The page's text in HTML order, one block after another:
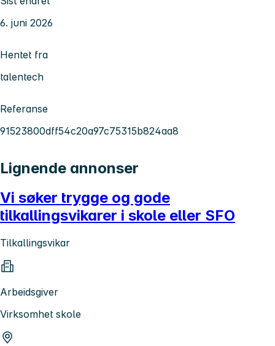
6. juni 2026
Hentet fra
talentech
Referanse
91523800dff54c20a97c75315b824aa8
Lignende annonser
Vi søker trygge og gode
tilkallingsvikarer i skole eller SFO
Tilkallingsvikar
Arbeidsgiver
Virksomhet skole